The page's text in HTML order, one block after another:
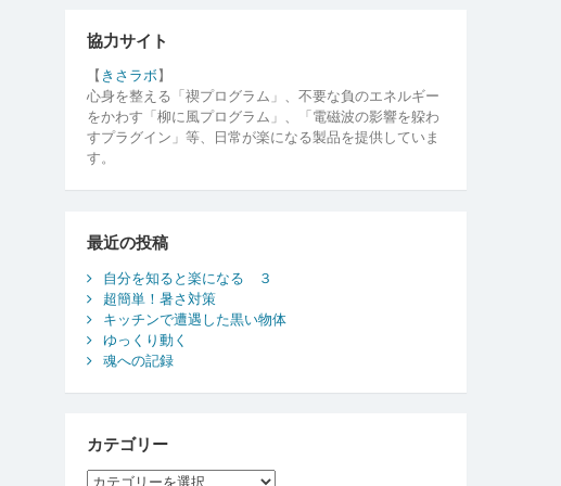
協力サイト
【 きさラボ】
心身を整える「禊プログラム」、不要な負のエネルギー
をかわす「柳に風プログラム」、「電磁波の影響を躱わ
すプラグイン」等、日常が楽になる製品を提供していま
す。
最近の投稿
自分を知ると楽になる ３
超簡単！暑さ対策
キッチンで遭遇した黒い物体
ゆっくり動く
魂への記録
カテゴリー
カ